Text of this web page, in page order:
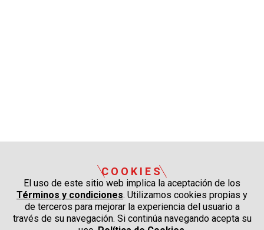
COOKIES
El uso de este sitio web implica la aceptación de los
Términos y condiciones. Utilizamos cookies propias y
de terceros para mejorar la experiencia del usuario a
través de su navegación. Si continúa navegando acepta su